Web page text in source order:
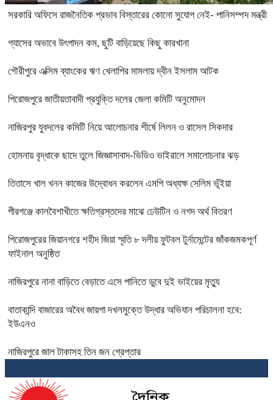
সরকারি অফিসে রাজনৈতিক প্রভাব বিস্তারের কোনো সুযোগ নেই- পানিসম্পদ মন্ত্রী
গ্যাসের অভাবে উৎপাদন কম, ছুটি বাড়িয়েছে কিছু কারখানা
গৌরীপুরে এক্সিম ব্যাংকের ঋণ খেলাপির মামলায় দ্বীন ইসলাম আটক
পিরোজপুরে জাতীয়তাবাদী প্রযুক্তি দলের জেলা কমিটি অনুমোদন
নাজিরপুর যুবদলের কমিটি নিয়ে আলোচনার শীর্ষে লিলন ও রাসেল সিকদার
হোমনায় বৃদ্ধাকে ছাদে তুলে জিজ্ঞাসাবাদ-ভিডিও ভাইরালে সমালোচনার ঝড়
তিতাসে খাল খনন কাজের উদ্বোধন করলেন এমপি অধ্যক্ষ সেলিম ভূঁইয়া
পীরগঞ্জে কালবৈশাখীতে ক্ষতিগ্রস্তদের মাঝে ঢেউটিন ও নগদ অর্থ বিতরণ
পিরোজপুরের জিয়ানগরে শহীদ জিয়া স্মৃতি ৮ দলীয় ফুটবল টুর্নামেন্টের জাঁকজমকপূর্ণ
ফাইনাল অনুষ্ঠিত
নাজিরপুরে নানা বাড়িতে বেড়াতে এসে পানিতে ডুবে দুই ভাইয়ের মৃত্যু
বাতাকান্দি বাজারের অবৈধ জায়গা দখলমুক্তে উদ্ধার অভিযান পরিচালনা হবে:
ইউএনও
নাজিরপুরে জাল টাকাসহ তিন জন গ্রেপ্তার